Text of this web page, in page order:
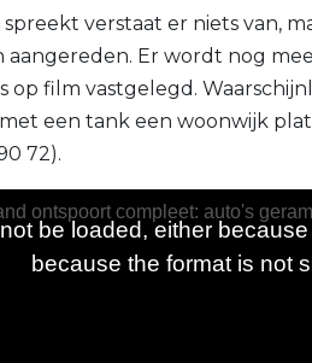
verstaat er niets van,
aangereden. Er wordt nog
op film vastgelegd.
een tank een woonwijk
72).